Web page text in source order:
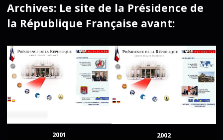
Archives: Le site de la Présidence de
la République Française avant:
2001 2002